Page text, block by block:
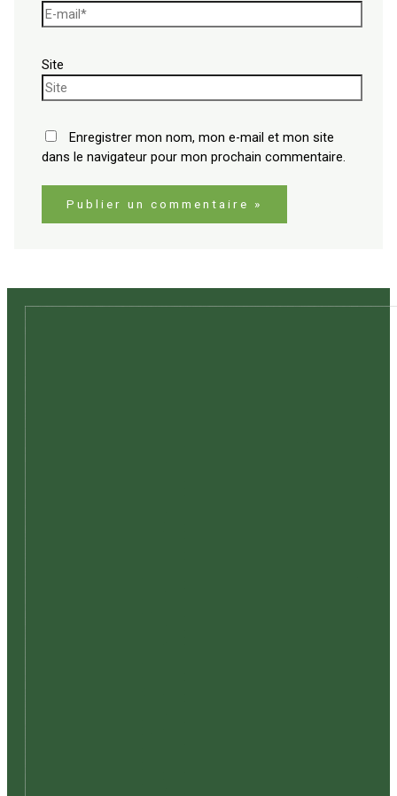
Site
Enregistrer mon nom, mon e-mail et mon site
dans le navigateur pour mon prochain commentaire.